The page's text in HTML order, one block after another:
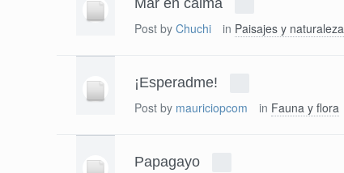
Post by Chuchi in Paisajes y naturaleza
¡Esperadme!
Post by mauriciopcom in Fauna y flora
Papagayo